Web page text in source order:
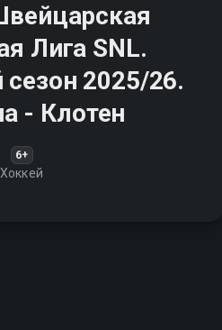
Лига SNL.
2025/26.
- Клотен
6+
Хоккей